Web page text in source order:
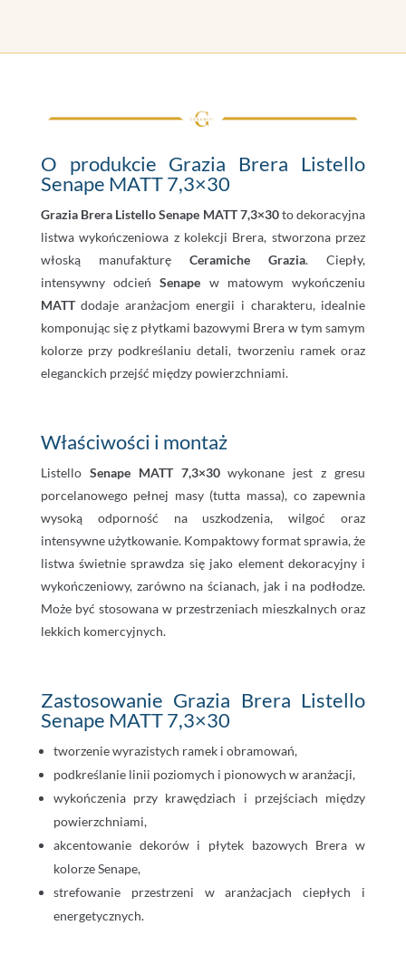
O produkcie Grazia Brera Listello
Senape MATT 7,3×30
Grazia Brera Listello Senape MATT 7,3×30to dekoracyjna
listwa wykończeniowa z kolekcji Brera, stworzona przez
włoską manufakturę Ceramiche Grazia. Ciepły,
intensywny odcieńSenape w matowym wykończeniu
MATTdodaje aranżacjom energii i charakteru, idealnie
komponując się z płytkami bazowymi Brera w tym samym
kolorze przy podkreślaniu detali, tworzeniu ramek oraz
eleganckich przejść między powierzchniami.
Właściwości i montaż
Listello Senape MATT 7,3×30wykonane jest z gresu
porcelanowego pełnej masy (tutta massa), co zapewnia
wysoką odporność na uszkodzenia, wilgoć oraz
intensywne użytkowanie. Kompaktowy format sprawia, że
listwa świetnie sprawdza się jako element dekoracyjny i
wykończeniowy, zarówno na ścianach, jak i na podłodze.
Może być stosowana w przestrzeniach mieszkalnych oraz
lekkich komercyjnych.
Zastosowanie Grazia Brera Listello
Senape MATT 7,3×30
tworzenie wyrazistych ramek i obramowań,
podkreślanie linii poziomych i pionowych w aranżacji,
wykończenia przy krawędziach i przejściach między
powierzchniami,
akcentowanie dekorów i płytek bazowych Brera w
kolorze Senape,
strefowanie przestrzeni w aranżacjach ciepłych i
energetycznych.